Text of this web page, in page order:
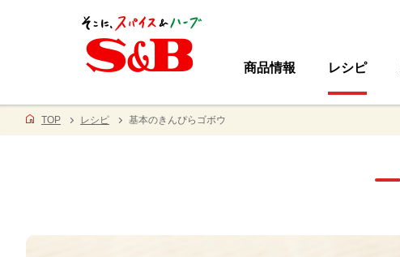
商品情報 レシピ
TOP レシピ 基本のきんぴらゴボウ